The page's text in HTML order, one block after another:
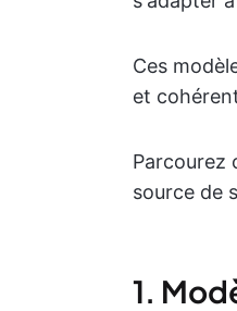
Ces
et
Parcourez
source de
1.